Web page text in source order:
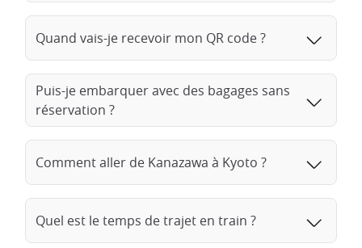
Quand vais-je recevoir mon QR code ?
Puis-je embarquer avec des bagages sans
réservation ?
Comment aller de Kanazawa à Kyoto ?
Quel est le temps de trajet en train ?